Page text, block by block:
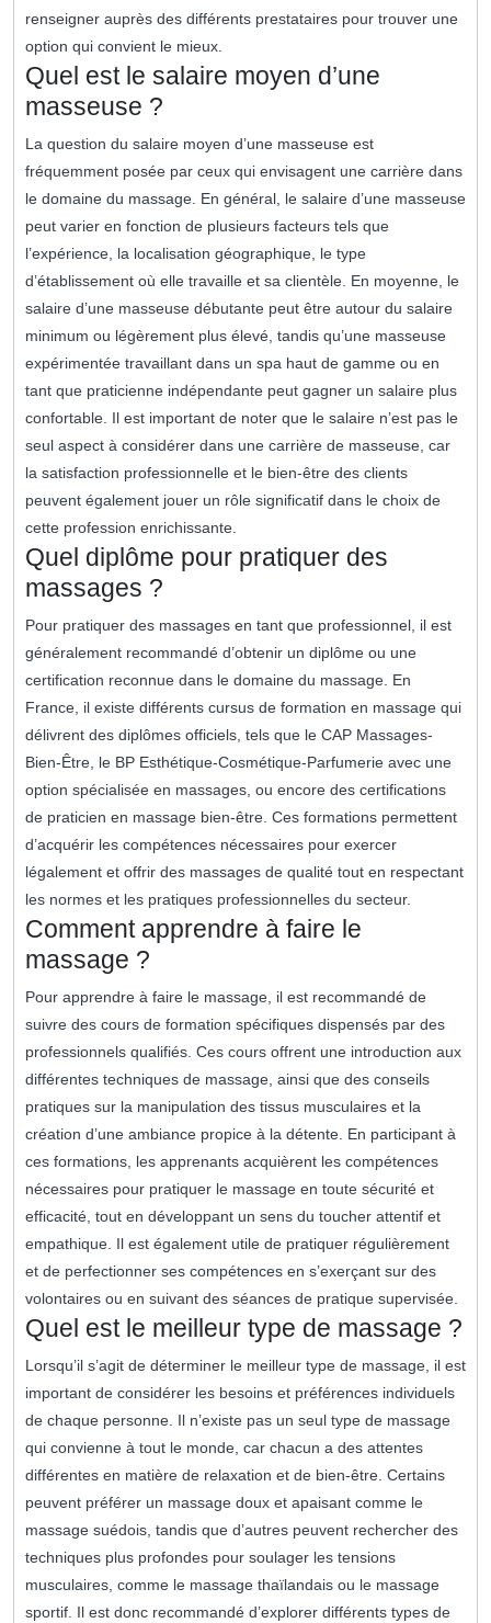
renseigner auprès des différents prestataires pour trouver une
option qui convient le mieux.
Quel est le salaire moyen d’une
masseuse ?
La question du salaire moyen d’une masseuse est
fréquemment posée par ceux qui envisagent une carrière dans
le domaine du massage. En général, le salaire d’une masseuse
peut varier en fonction de plusieurs facteurs tels que
l’expérience, la localisation géographique, le type
d’établissement où elle travaille et sa clientèle. En moyenne, le
salaire d’une masseuse débutante peut être autour du salaire
minimum ou légèrement plus élevé, tandis qu’une masseuse
expérimentée travaillant dans un spa haut de gamme ou en
tant que praticienne indépendante peut gagner un salaire plus
confortable. Il est important de noter que le salaire n’est pas le
seul aspect à considérer dans une carrière de masseuse, car
la satisfaction professionnelle et le bien-être des clients
peuvent également jouer un rôle significatif dans le choix de
cette profession enrichissante.
Quel diplôme pour pratiquer des
massages ?
Pour pratiquer des massages en tant que professionnel, il est
généralement recommandé d’obtenir un diplôme ou une
certification reconnue dans le domaine du massage. En
France, il existe différents cursus de formation en massage qui
délivrent des diplômes officiels, tels que le CAP Massages-
Bien-Être, le BP Esthétique-Cosmétique-Parfumerie avec une
option spécialisée en massages, ou encore des certifications
de praticien en massage bien-être. Ces formations permettent
d’acquérir les compétences nécessaires pour exercer
légalement et offrir des massages de qualité tout en respectant
les normes et les pratiques professionnelles du secteur.
Comment apprendre à faire le
massage ?
Pour apprendre à faire le massage, il est recommandé de
suivre des cours de formation spécifiques dispensés par des
professionnels qualifiés. Ces cours offrent une introduction aux
différentes techniques de massage, ainsi que des conseils
pratiques sur la manipulation des tissus musculaires et la
création d’une ambiance propice à la détente. En participant à
ces formations, les apprenants acquièrent les compétences
nécessaires pour pratiquer le massage en toute sécurité et
efficacité, tout en développant un sens du toucher attentif et
empathique. Il est également utile de pratiquer régulièrement
et de perfectionner ses compétences en s’exerçant sur des
volontaires ou en suivant des séances de pratique supervisée.
Quel est le meilleur type de massage ?
Lorsqu’il s’agit de déterminer le meilleur type de massage, il est
important de considérer les besoins et préférences individuels
de chaque personne. Il n’existe pas un seul type de massage
qui convienne à tout le monde, car chacun a des attentes
différentes en matière de relaxation et de bien-être. Certains
peuvent préférer un massage doux et apaisant comme le
massage suédois, tandis que d’autres peuvent rechercher des
techniques plus profondes pour soulager les tensions
musculaires, comme le massage thaïlandais ou le massage
sportif. Il est donc recommandé d’explorer différents types de